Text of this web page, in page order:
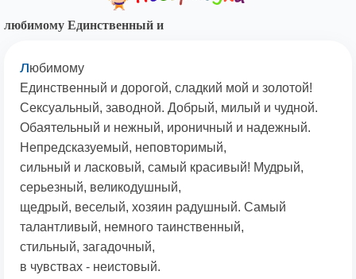
любимому Единственный и
любимому
Единственный и дорогой, сладкий мой и золотой!
Сексуальный, заводной. Добрый, милый и чудной.
Обаятельный и нежный, ироничный и надежный.
Непредсказуемый, неповторимый,
сильный и ласковый, самый красивый! Мудрый,
серьезный, великодушный,
щедрый, веселый, хозяин радушный. Самый
талантливый, немного таинственный,
стильный, загадочный,
в чувствах - неистовый.